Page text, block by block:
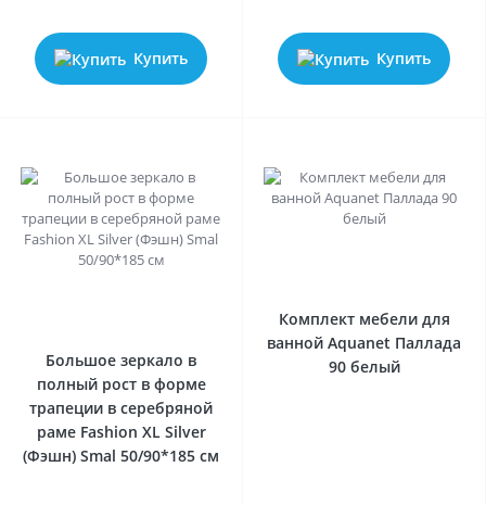
Купить Купить
Большое зеркало в
полный рост в форме
трапеции в серебряной
раме Fashion XL Silver
(Фэшн) Smal 50/90*185 см
Комплект мебели для
ванной Aquanet Паллада
90 белый